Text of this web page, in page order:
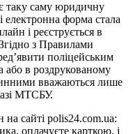
таку саму юридичну
електронна форма стала
і реєструється в
з Правилами
поліцейським
або в роздрукованому
вважаються лише
МТСБУ.
на сайті polis24.com.ua:
оплачуєте карткою, і